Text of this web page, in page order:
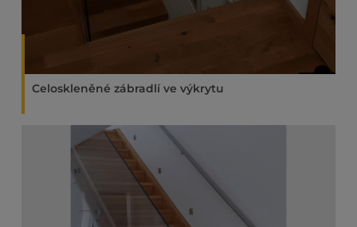
Celoskleněné zábradlí ve výkrytu